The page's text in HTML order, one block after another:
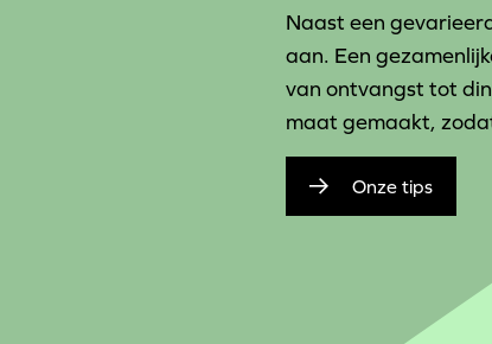
Naast een
aan. Een
van ontvangst tot
maat gemaakt,
Onze tips